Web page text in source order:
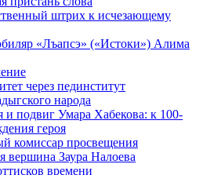
штрих к исчезающему
«Лъапсэ» («Истоки») Алима
через пединститут
народа
и подвиг Умара Хабекова: к 100-
героя
комиссар просвещения
вершина Заура Налоева
времени